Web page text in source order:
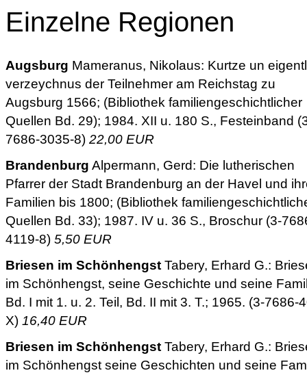
Einzelne Regionen
Augsburg Mameranus, Nikolaus: Kurtze un
verzeychnus der Teilnehmer am Reichstag zu
Augsburg 1566; (Bibliothek familiengeschichtlicher
Quellen Bd. 29); 1984. XII u. 180 S., Festeinband
7686-3035-8) 22,00 EUR
Brandenburg Alpermann, Gerd: Die lutherischen
Pfarrer der Stadt Brandenburg an der Havel und
Familien bis 1800; (Bibliothek
Quellen Bd. 33); 1987. IV u. 36 S., Broschur (3-
4119-8) 5,50 EUR
Briesen im Schönhengst Tabery, Erhard G.:
im Schönhengst, seine Geschichte und seine
Bd. I mit 1. u. 2. Teil, Bd. II mit 3. T.; 1965. (3-7686-
X) 16,40 EUR
Briesen im Schönhengst Tabery, Erhard G.:
im Schönhengst seine Geschichten und seine